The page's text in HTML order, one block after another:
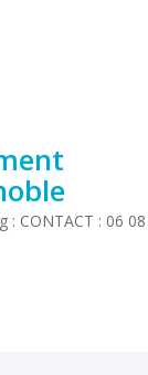
: CONTACT : 06 08